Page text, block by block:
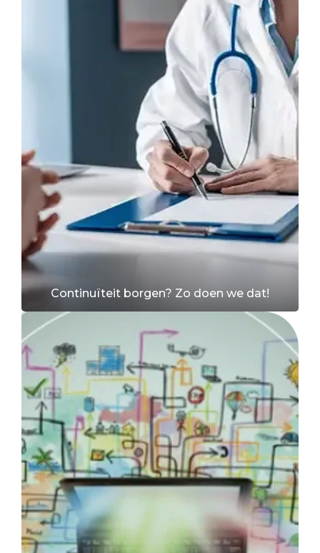
Continuïteit borgen? Zo doen we dat!